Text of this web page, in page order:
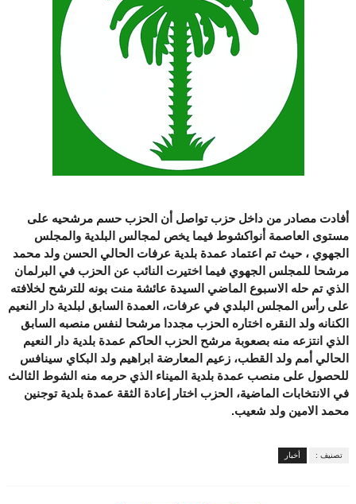
أفادت مصادر من داخل حزب تواصل أن الحزب حسم مرشحيه على
مستوى العاصمة أنواكشوط فيما يخص لمجالس البلدية والمجلس
الجهوي ، حيث تم اعتماد عمدة بلدية عرفات الحالي الحسن ولد محمد
مرشحا للمجلس الجهوي فيما اختيرت النائب عن الحزب في البرلمان
الذي تم حله الاسبوع الماضي السيدة عائشة منت بونه للترشح لخلافته
على رأس المجلس البلدي في عرفات، العمدة السابق لبلدية دار النعيم
الكنانه ولد النقره اختاره الحزب مجددا مرشحا لنفس منصبه السابق
الذي انتزعه منه بصعوبة مرشح الحزب الحاكم عمدة بلدية دار النعيم
الحالي أمم ولد القطب، زعيم المعارضة ابراهيم ولد البكاي سينافس
للحصول على منصب عمدة بلدية الميناء الذي حرمه منه الشوط الثالث
في الانتخابات الماضية، الحزب اختار إعادة الثقة عمدة بلدية توجنين
محمد الامين ولد شعيب.
تصنيف : أخبار